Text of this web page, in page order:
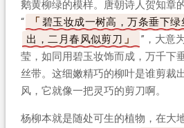
鹅黄柳绿的模样。唐朝诗人贺知章
“
碧玉妆成一树高，万条垂下
出，二月春风似剪刀
”，大意
莹，如同用碧玉妆饰而成，万千下
丝带。这细嫩精巧的柳叶是谁剪裁
风，它就像一把灵巧的剪刀啊。
杨柳本就是随处可生的植物，在大